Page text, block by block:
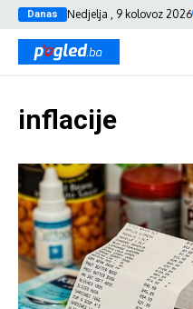
Danas Nedjelja , 9 kolovoz 2026
inflacije